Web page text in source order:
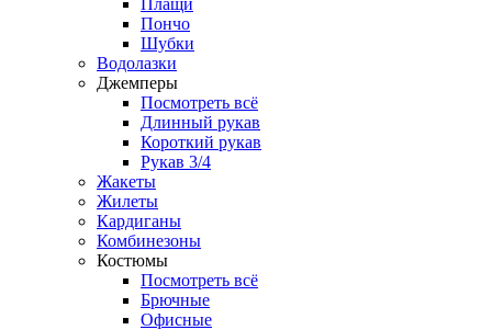
Пончо
Шубки
Водолазки
Джемперы
Посмотреть всё
Длинный рукав
Короткий рукав
Рукав 3/4
Жакеты
Жилеты
Кардиганы
Комбинезоны
Костюмы
Посмотреть всё
Брючные
Офисные